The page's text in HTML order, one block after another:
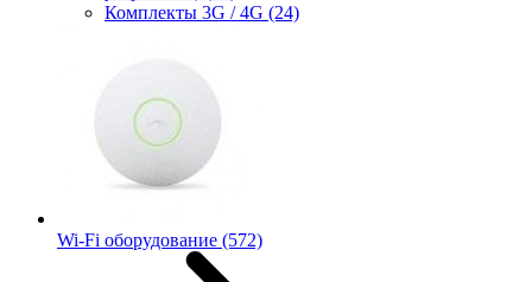
Комплекты 3G / 4G (24)
Wi-Fi оборудование (572)